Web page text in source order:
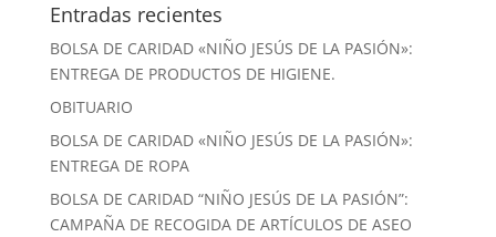
Entradas recientes
BOLSA DE CARIDAD «NIÑO JESÚS DE LA PASIÓN»:
ENTREGA DE PRODUCTOS DE HIGIENE.
OBITUARIO
BOLSA DE CARIDAD «NIÑO JESÚS DE LA PASIÓN»:
ENTREGA DE ROPA
BOLSA DE CARIDAD “NIÑO JESÚS DE LA PASIÓN”:
CAMPAÑA DE RECOGIDA DE ARTÍCULOS DE ASEO